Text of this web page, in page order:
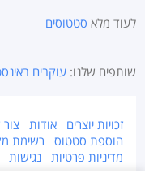
לעוד מלא סטטוסים
שותפים שלנו:עוקבים
זכויות יוצרים אודות
הוספת סטטוס
רשימת
מדיניות פרטיות
נגישות